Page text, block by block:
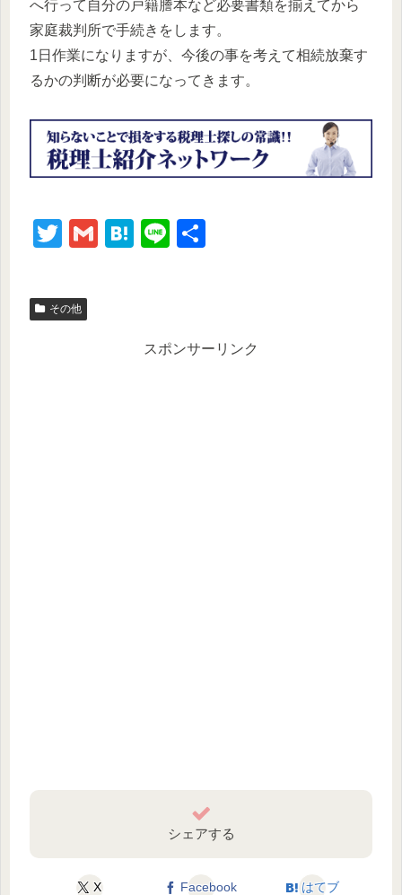
へ行って自分の戸籍謄本など必要書類を揃えてから
家庭裁判所で手続きをします。
1日作業になりますが、今後の事を考えて相続放棄す
るかの判断が必要になってきます。
T
tt
er
G
H
a
Li
その他
スポンサーリンク
シェアする
X Facebook はてブ